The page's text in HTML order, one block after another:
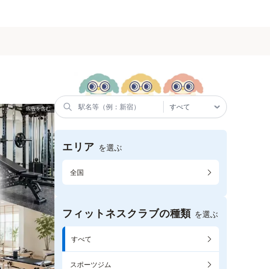
エリア を選ぶ
全国
フィットネスクラブの種類 を選ぶ
すべて
スポーツジム